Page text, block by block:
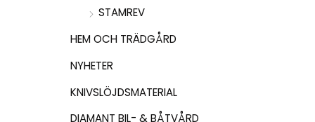
STAMREV
HEM OCH TRÄDGÅRD
NYHETER
KNIVSLÖJDSMATERIAL
DIAMANT BIL- & BÅTVÅRD